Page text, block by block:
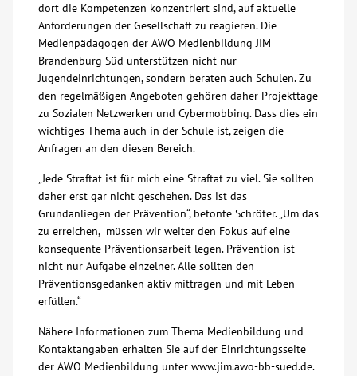
Kontakt
AWO BB Süd
dort die Kompetenzen konzentriert sind, auf aktuelle
Anforderungen der Gesellschaft zu reagieren. Die
Medienpädagogen der AWO Medienbildung JIM
Brandenburg Süd unterstützen nicht nur
Jugendeinrichtungen, sondern beraten auch Schulen. Zu
den regelmäßigen Angeboten gehören daher Projekttage
zu Sozialen Netzwerken und Cybermobbing. Dass dies ein
wichtiges Thema auch in der Schule ist, zeigen die
Anfragen an den diesen Bereich.
„Jede Straftat ist für mich eine Straftat zu viel. Sie sollten
daher erst gar nicht geschehen. Das ist das
Grundanliegen der Prävention“, betonte Schröter. „Um das
zu erreichen, müssen wir weiter den Fokus auf eine
konsequente Präventionsarbeit legen. Prävention ist
nicht nur Aufgabe einzelner. Alle sollten den
Präventionsgedanken aktiv mittragen und mit Leben
erfüllen.“
Nähere Informationen zum Thema Medienbildung und
Kontaktangaben erhalten Sie auf der Einrichtungsseite
der AWO Medienbildung unter www.jim.awo-bb-sued.de.